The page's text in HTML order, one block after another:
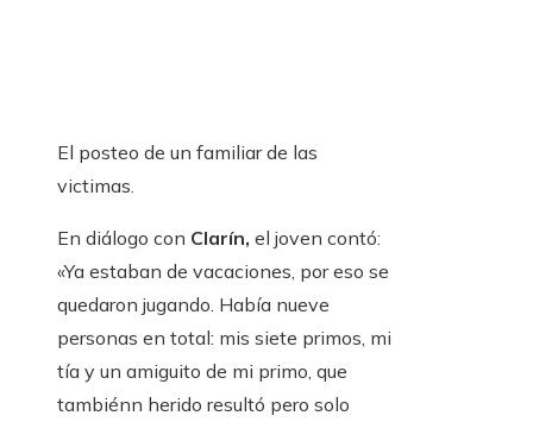
El posteo de un familiar de las
victimas.
En diálogo con Clarín, el joven contó:
«Ya estaban de vacaciones, por eso se
quedaron jugando. Había nueve
personas en total: mis siete primos, mi
tía y un amiguito de mi primo, que
tambiénn herido resultó pero solo